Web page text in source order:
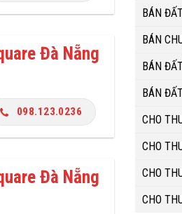
Đà Nẵng
098.123.0236
Đà Nẵng
BÁN
BÁN
BÁN
BÁN
CHO
CHO
CHO
CHO